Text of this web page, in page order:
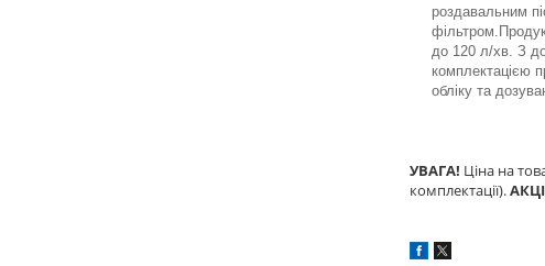
роздавальним
фільтром.
до 120 л/хв. З
комплектацією
обліку та
УВАГА! Ціна на
комплектації).